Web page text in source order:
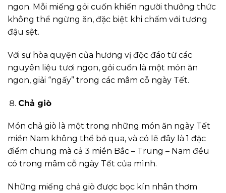
ngon. Mỗi miếng gỏi cuốn khiến người thưởng thức
không thể ngừng ăn, đặc biệt khi chấm với tương
đậu sệt.
Với sự hòa quyện của hương vị độc đáo từ các
nguyên liệu tươi ngon, gỏi cuốn là một món ăn
ngon, giải “ngấy” trong các mâm cỗ ngày Tết.
Chả giò
Món chả giò là một trong những món ăn ngày Tết
miền Nam không thể bỏ qua, và có lẽ đây là 1 đặc
điểm chung mà cả 3 miền Bắc – Trung – Nam đều
có trong mâm cỗ ngày Tết của mình.
Những miếng chả giò được bọc kín nhân thơm